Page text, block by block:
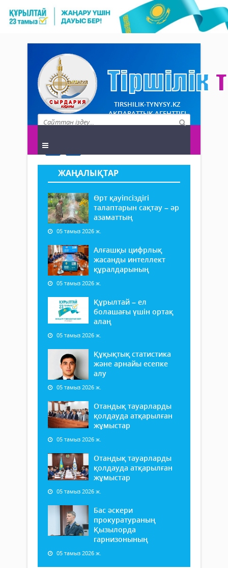
TIRSHILIK-TYNYSY.KZ
АҚПАРАТТЫҚ АГЕНТТІГІ
ЖАҢАЛЫҚТАР
Өрт қауіпсіздігі
талаптарын сақтау – әр
азаматтың
05 тамыз 2026 ж.
Алғашқы цифрлық
жасанды интеллект
құралдарының
05 тамыз 2026 ж.
Құрылтай – ел
болашағы үшін ортақ
алаң
05 тамыз 2026 ж.
Құқықтық статистика
және арнайы есепке
алу
05 тамыз 2026 ж.
Отандық тауарларды
қолдауда атқарылған
жұмыстар
05 тамыз 2026 ж.
Отандық тауарларды
қолдауда атқарылған
жұмыстар
05 тамыз 2026 ж.
Бас әскери
прокуратураның
Қызылорда
гарнизонының
05 тамыз 2026 ж.